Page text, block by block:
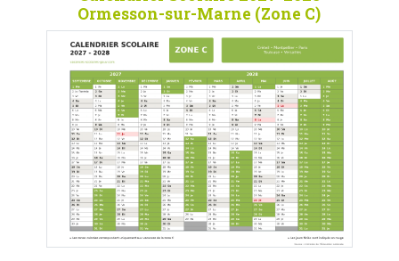
Ormesson-sur-Marne (Zone C)